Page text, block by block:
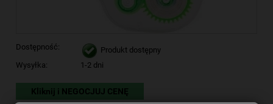
Dostępność:
Produkt dostępny
Wysyłka:
1-2 dni
Kliknij i NEGOCJUJ CENĘ